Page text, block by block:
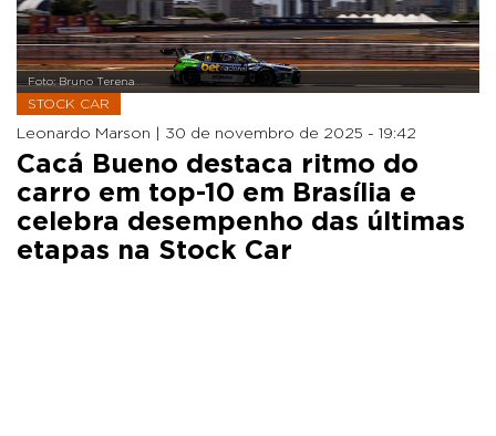
Foto: Bruno Terena
STOCK CAR
Leonardo Marson | 30 de novembro de 2025 - 19:42
Cacá Bueno destaca ritmo do
carro em top-10 em Brasília e
celebra desempenho das últimas
etapas na Stock Car